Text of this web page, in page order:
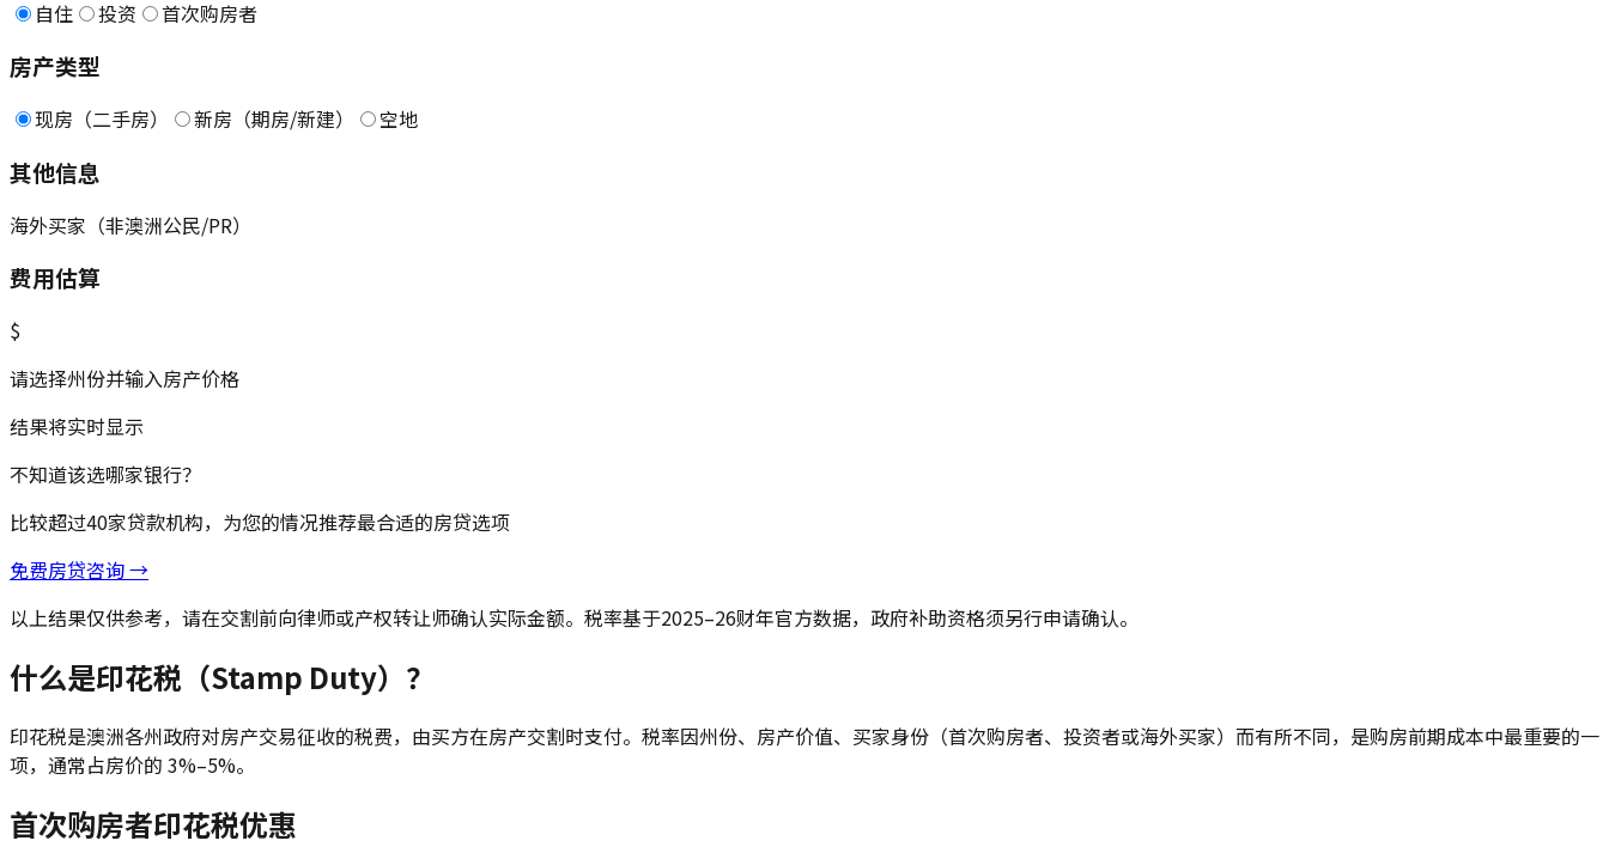
自住 投资 首次购房者
房产类型
现房（二手房） 新房（期房/新建） 空地
其他信息
海外买家（非澳洲公民/PR）
费用估算
$
请选择州份并输入房产价格
结果将实时显示
不知道该选哪家银行？
比较超过40家贷款机构，为您的情况推荐最合适的房贷选项
免费房贷咨询 →
以上结果仅供参考，请在交割前向律师或产权转让师确认实际金额。税率基于2025–26财年官方数据，政府补助资格须另行申请确认。
什么是印花税（Stamp Duty）？
印花税是澳洲各州政府对房产交易征收的税费，由买方在房产交割时支付。税率因州份、房产价值、买家身份（首次购房者、投资者或海外买家）而有所不同，是购房前期成本中最重要的一
项，通常占房价的 3%–5%。
首次购房者印花税优惠